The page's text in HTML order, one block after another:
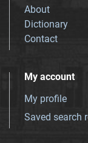
About
Dictionary
Contact
My account
My profile
Saved search